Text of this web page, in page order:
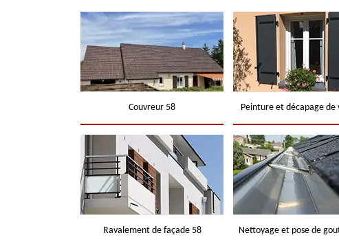
Couvreur 58 Peinture et décapage de
Ravalement de façade 58 Nettoyage et pose de